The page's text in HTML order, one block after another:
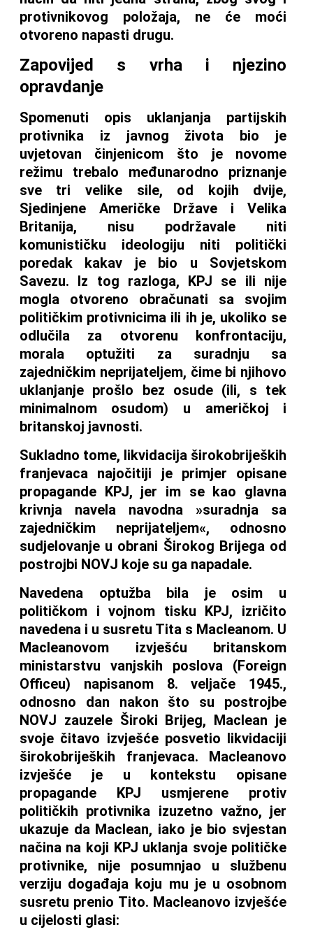
protivnikovog položaja, ne će moći
otvoreno napasti drugu.
Zapovijed s vrha i njezino
opravdanje
Spomenuti opis uklanjanja partijskih
protivnika iz javnog života bio je
uvjetovan činjenicom što je novome
režimu trebalo međunarodno priznanje
sve tri velike sile, od kojih dvije,
Sjedinjene Američke Države i Velika
Britanija, nisu podržavale niti
komunističku ideologiju niti politički
poredak kakav je bio u Sovjetskom
Savezu. Iz tog razloga, KPJ se ili nije
mogla otvoreno obračunati sa svojim
političkim protivnicima ili ih je, ukoliko se
odlučila za otvorenu konfrontaciju,
morala optužiti za suradnju sa
zajedničkim neprijateljem, čime bi njihovo
uklanjanje prošlo bez osude (ili, s tek
minimalnom osudom) u američkoj i
britanskoj javnosti.
Sukladno tome, likvidacija širokobrijeških
franjevaca najočitiji je primjer opisane
propagande KPJ, jer im se kao glavna
krivnja navela navodna »suradnja sa
zajedničkim neprijateljem«, odnosno
sudjelovanje u obrani Širokog Brijega od
postrojbi NOVJ koje su ga napadale.
Navedena optužba bila je osim u
političkom i vojnom tisku KPJ, izričito
navedena i u susretu Tita s Macleanom. U
Macleanovom izvješću britanskom
ministarstvu vanjskih poslova (Foreign
Officeu) napisanom 8. veljače 1945.,
odnosno dan nakon što su postrojbe
NOVJ zauzele Široki Brijeg, Maclean je
svoje čitavo izvješće posvetio likvidaciji
širokobrijeških franjevaca. Macleanovo
izvješće je u kontekstu opisane
propagande KPJ usmjerene protiv
političkih protivnika izuzetno važno, jer
ukazuje da Maclean, iako je bio svjestan
načina na koji KPJ uklanja svoje političke
protivnike, nije posumnjao u službenu
verziju događaja koju mu je u osobnom
susretu prenio Tito. Macleanovo izvješće
u cijelosti glasi: